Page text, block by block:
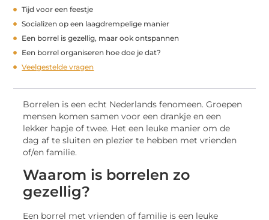
Tijd voor een feestje
Socializen op een laagdrempelige manier
Een borrel is gezellig, maar ook ontspannen
Een borrel organiseren hoe doe je dat?
Veelgestelde vragen
Borrelen is een echt Nederlands fenomeen. Groepen
mensen komen samen voor een drankje en een
lekker hapje of twee. Het een leuke manier om de
dag af te sluiten en plezier te hebben met vrienden
of/en familie.
Waarom is borrelen zo
gezellig?
Een borrel met vrienden of familie is een leuke